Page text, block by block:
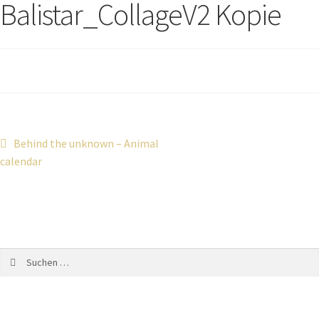
Balistar_CollageV2 Kopie
Behind the unknown – Animal
calendar